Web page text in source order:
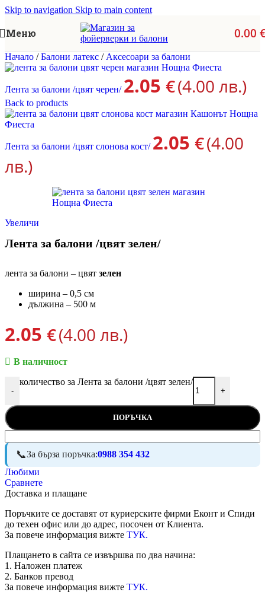
Skip to navigation Skip to main content
Меню 0.00
Начало / Балони латекс / Аксесоари за балони
Лента за балони /цвят черен/ 2.05 €(4.00 лв.)
Back to products
Лента за балони /цвят слонова кост/ 2.05 €(4.00
лв.)
Увеличи
Лента за балони /цвят зелен/
лента за балони – цвят зелен
ширина – 0,5 см
дължина – 500 м
2.05 €(4.00 лв.)
В наличност
-
количество за Лента за балони /цвят зелен/
+
ПОРЪЧКА
За бърза поръчка:0988 354 432
Любими
Сравнете
Доставка и плащане
Поръчките се доставят от куриерските фирми Еконт и Спиди
до техен офис или до адрес, посочен от Клиента.
За повече информация вижте ТУК.
Плащането в сайта се извършва по два начина:
1. Наложен платеж
2. Банков превод
За повече информация вижте ТУК.